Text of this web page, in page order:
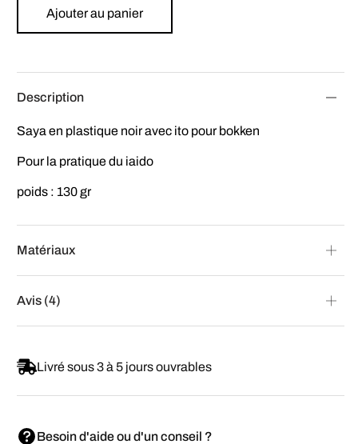
Ajouter au panier
Description
Saya en plastique noir avec ito pour bokken
Pour la pratique du iaido
poids : 130 gr
Matériaux
Avis (4)
Livré sous 3 à 5 jours ouvrables
Besoin d'aide ou d'un conseil ?